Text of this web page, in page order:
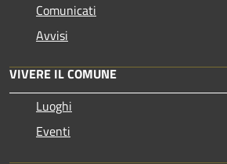
Comunicati
Avvisi
VIVERE IL COMUNE
Luoghi
Eventi